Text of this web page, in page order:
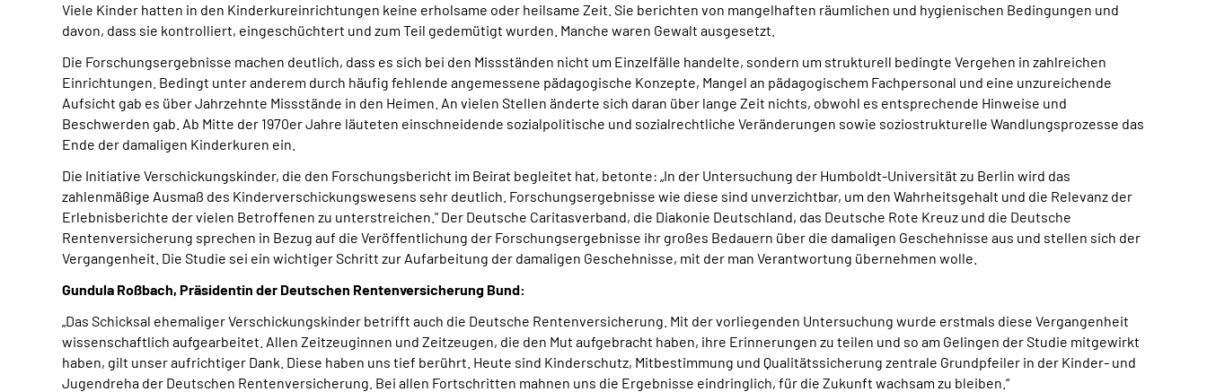
Viele Kinder hatten in den Kinderkureinrichtungen keine erholsame oder heilsame Zeit. Sie berichten von mangelhaften räumlichen und hygienischen Bedingungen und
davon, dass sie kontrolliert, eingeschüchtert und zum Teil gedemütigt wurden. Manche waren Gewalt ausgesetzt.
Die Forschungsergebnisse machen deutlich, dass es sich bei den Missständen nicht um Einzelfälle handelte, sondern um strukturell bedingte Vergehen in zahlreichen
Einrichtungen. Bedingt unter anderem durch häufig fehlende angemessene pädagogische Konzepte, Mangel an pädagogischem Fachpersonal und eine unzureichende
Aufsicht gab es über Jahrzehnte Missstände in den Heimen. An vielen Stellen änderte sich daran über lange Zeit nichts, obwohl es entsprechende Hinweise und
Beschwerden gab. Ab Mitte der 1970er Jahre läuteten einschneidende sozialpolitische und sozialrechtliche Veränderungen sowie soziostrukturelle Wandlungsprozesse das
Ende der damaligen Kinderkuren ein.
Die Initiative Verschickungskinder, die den Forschungsbericht im Beirat begleitet hat, betonte: „In der Untersuchung der Humboldt-Universität zu Berlin wird das
zahlenmäßige Ausmaß des Kinderverschickungswesens sehr deutlich. Forschungsergebnisse wie diese sind unverzichtbar, um den Wahrheitsgehalt und die Relevanz der
Erlebnisberichte der vielen Betroffenen zu unterstreichen." Der Deutsche Caritasverband, die Diakonie Deutschland, das Deutsche Rote Kreuz und die Deutsche
Rentenversicherung sprechen in Bezug auf die Veröffentlichung der Forschungsergebnisse ihr großes Bedauern über die damaligen Geschehnisse aus und stellen sich der
Vergangenheit. Die Studie sei ein wichtiger Schritt zur Aufarbeitung der damaligen Geschehnisse, mit der man Verantwortung übernehmen wolle.
Gundula Roßbach, Präsidentin der Deutschen Rentenversicherung Bund:
„Das Schicksal ehemaliger Verschickungskinder betrifft auch die Deutsche Rentenversicherung. Mit der vorliegenden Untersuchung wurde erstmals diese Vergangenheit
wissenschaftlich aufgearbeitet. Allen Zeitzeuginnen und Zeitzeugen, die den Mut aufgebracht haben, ihre Erinnerungen zu teilen und so am Gelingen der Studie mitgewirkt
haben, gilt unser aufrichtiger Dank. Diese haben uns tief berührt. Heute sind Kinderschutz, Mitbestimmung und Qualitätssicherung zentrale Grundpfeiler in der Kinder- und
Jugendreha der Deutschen Rentenversicherung. Bei allen Fortschritten mahnen uns die Ergebnisse eindringlich, für die Zukunft wachsam zu bleiben.“